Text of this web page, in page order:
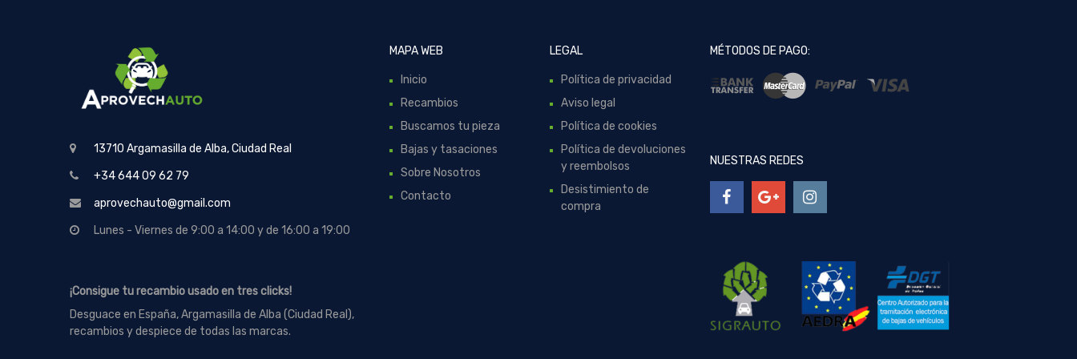
13710 Argamasilla de Alba, Ciudad Real
+34 644 09 62 79
aprovechauto@gmail.com
Lunes - Viernes de 9:00 a 14:00 y de 16:00 a 19:00
¡Consigue tu recambio usado en tres clicks!
Desguace en España, Argamasilla de Alba (Ciudad Real),
recambios y despiece de todas las marcas.
MAPA WEB
Inicio
Recambios
Buscamos tu pieza
Bajas y tasaciones
Sobre Nosotros
Contacto
LEGAL
Política de privacidad
Aviso legal
Política de cookies
Política de devoluciones
y reembolsos
Desistimiento de
compra
MÉTODOS DE PAGO:
NUESTRAS REDES